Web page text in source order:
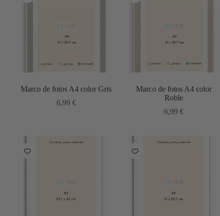
Marco de fotos A4 color Gris
6,99 €
Marco de fotos A4 color
Roble
6,99 €